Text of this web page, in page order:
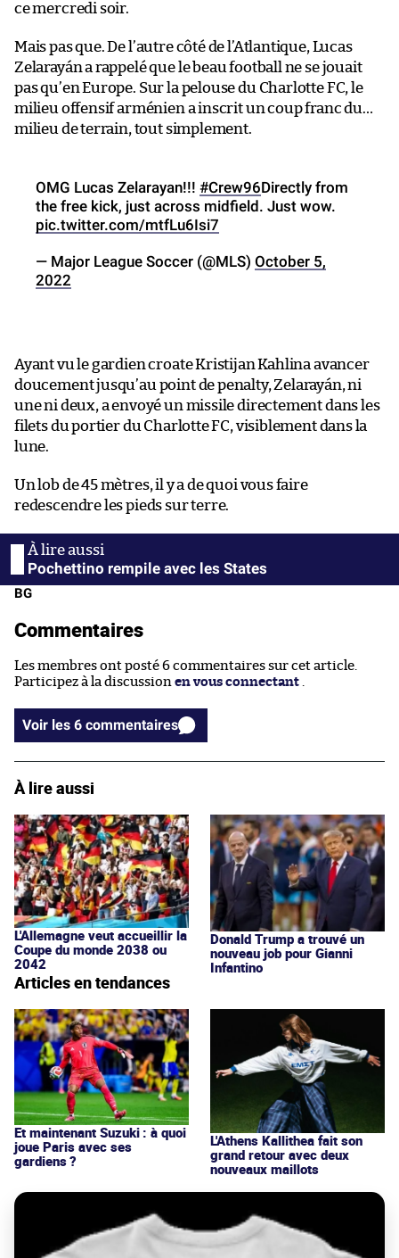
ce mercredi soir.
Mais pas que. De l’autre côté de l’Atlantique, Lucas
Zelarayán a rappelé que le beau football ne se jouait
pas qu’en Europe. Sur la pelouse du Charlotte FC, le
milieu offensif arménien a inscrit un coup franc du…
milieu de terrain, tout simplement.
OMG Lucas Zelarayan!!! #Crew96Directly from
the free kick, just across midfield. Just wow.
pic.twitter.com/mtfLu6Isi7
— Major League Soccer (@MLS) October 5,
2022
Ayant vu le gardien croate Kristijan Kahlina avancer
doucement jusqu’au point de penalty, Zelarayán, ni
une ni deux, a envoyé un missile directement dans les
filets du portier du Charlotte FC, visiblement dans la
lune.
Un lob de 45 mètres, il y a de quoi vous faire
redescendre les pieds sur terre.
Pochettino rempile avec les States
BG
Commentaires
Les membres ont posté 6 commentaires sur cet article.
Participez à la discussion en vous connectant .
Voir les 6 commentaires
À lire aussi
L'Allemagne veut accueillir la
Coupe du monde 2038 ou
2042
Donald Trump a trouvé un
nouveau job pour Gianni
Infantino
Articles en tendances
Et maintenant Suzuki : à quoi
joue Paris avec ses
gardiens ?
L'Athens Kallithea fait son
grand retour avec deux
nouveaux maillots